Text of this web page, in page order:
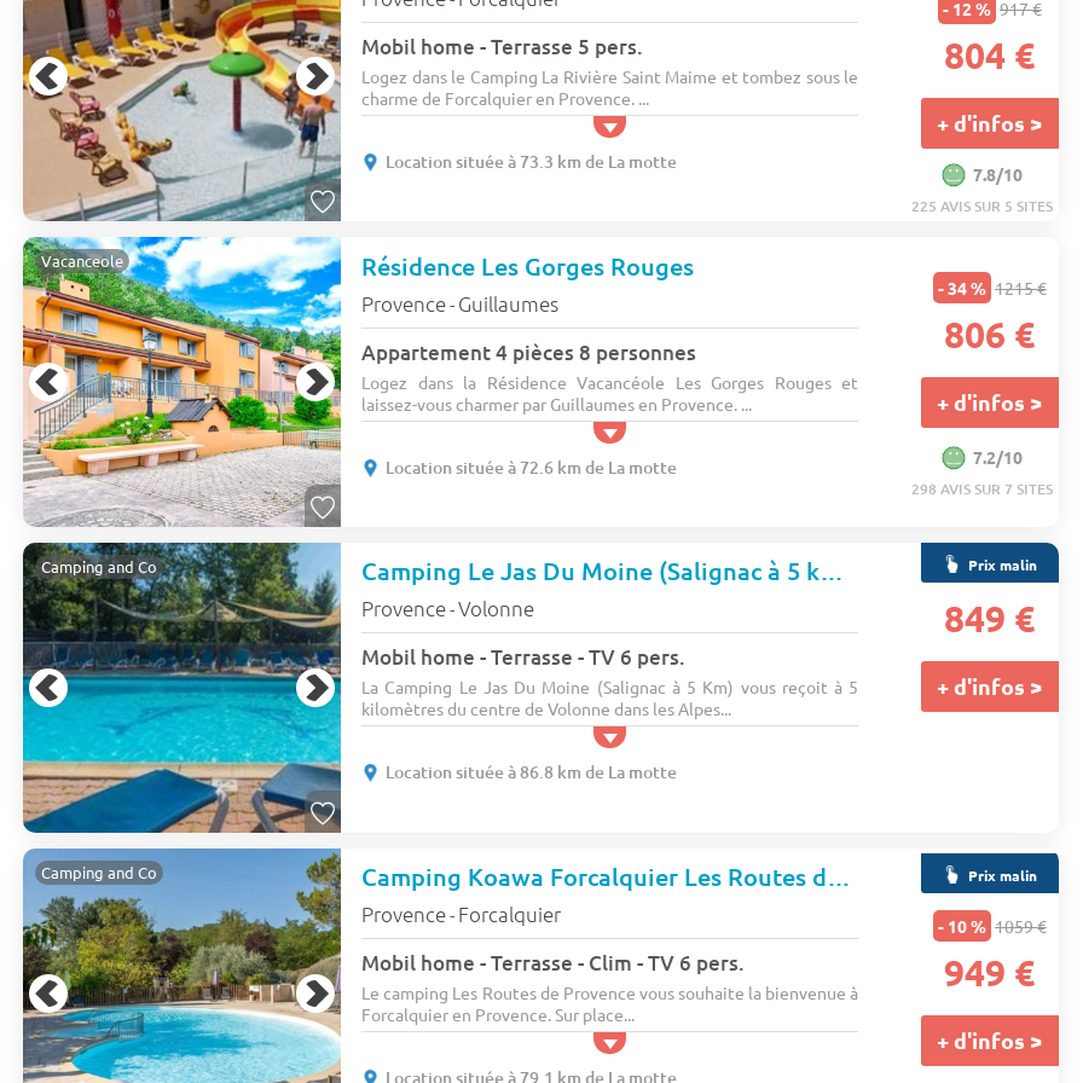
Mobil home - Terrasse 5 pers.
Logez dans le Camping La Rivière Saint Maime et tombez sous le
charme de Forcalquier en Provence. ...
Location située à 73.3 km de La motte
- 12 % 917 €
804 €
+ d'infos >
7.8/10
225 AVIS SUR 5 SITES
Vacanceole Résidence Les Gorges Rouges
Provence- Guillaumes
Appartement 4 pièces 8 personnes
Logez dans la Résidence Vacancéole Les Gorges Rouges et
laissez-vous charmer par Guillaumes en Provence. ...
Location située à 72.6 km de La motte
- 34 % 1215 €
806 €
+ d'infos >
7.2/10
298 AVIS SUR 7 SITES
Camping and Co Camping Le Jas Du Moine (Salignac à 5 km)
Provence-Volonne
Mobil home - Terrasse - TV 6 pers.
La Camping Le Jas Du Moine (Salignac à 5 Km) vous reçoit à 5
kilomètres du centre de Volonne dans les Alpes...
Location située à 86.8 km de La motte
Prix malin
849 €
+ d'infos >
Camping and Co Camping Koawa Forcalquier Les Routes de Provence ★★★
Provence- Forcalquier
Mobil home - Terrasse - Clim - TV 6 pers.
Le camping Les Routes de Provence vous souhaite la bienvenue à
Forcalquier en Provence. Sur place...
Location située à 79.1 km de La motte
Prix malin
- 10 % 1059 €
949 €
+ d'infos >